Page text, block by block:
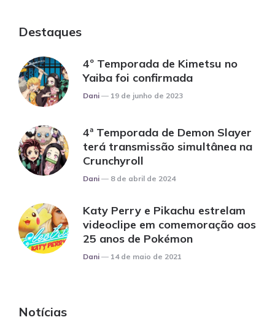
Destaques
4º Temporada de Kimetsu no
Yaiba foi confirmada
Posted
Dani 19 de junho de 2023
4ª Temporada de Demon Slayer
terá transmissão simultânea na
Crunchyroll
Posted
Dani 8 de abril de 2024
Katy Perry e Pikachu estrelam
videoclipe em comemoração aos
25 anos de Pokémon
Posted
Dani 14 de maio de 2021
Notícias